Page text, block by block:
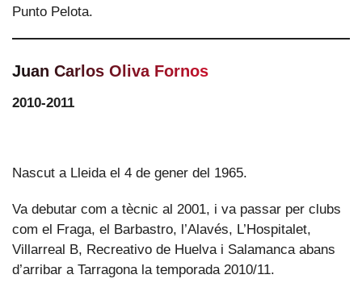
Punto Pelota.
Juan Carlos Oliva Fornos
2010-2011
Nascut a Lleida el 4 de gener del 1965.
Va debutar com a tècnic al 2001, i va passar per clubs
com el Fraga, el Barbastro, l’Alavés, L’Hospitalet,
Villarreal B, Recreativo de Huelva i Salamanca abans
d’arribar a Tarragona la temporada 2010/11.